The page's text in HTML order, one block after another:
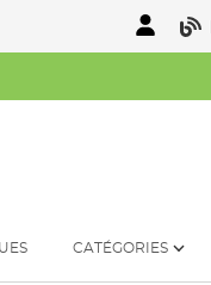
CATÉGORIES